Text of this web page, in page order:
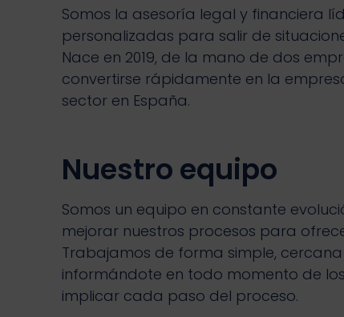
Somos la asesoría legal y financiera
personalizadas para salir de
Nace en 2019, de la mano de dos
convertirse rápidamente en la
sector en España.
Nuestro equipo
Somos un equipo en constante
mejorar nuestros procesos para
Trabajamos de forma simple,
informándote en todo momento de
implicar cada paso del proceso.